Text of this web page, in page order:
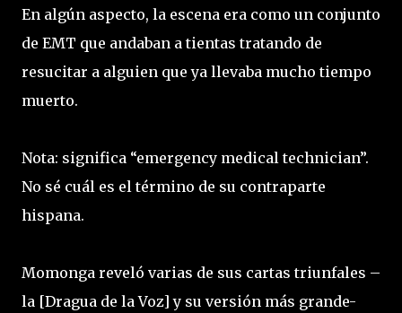
En algún aspecto, la escena era como un conjunto
de EMT que andaban a tientas tratando de
resucitar a alguien que ya llevaba mucho tiempo
muerto.
Nota: significa “emergency medical technician”.
No sé cuál es el término de su contraparte
hispana.
Momonga reveló varias de sus cartas triunfales –
la [Dragua de la Voz] y su versión más grande-